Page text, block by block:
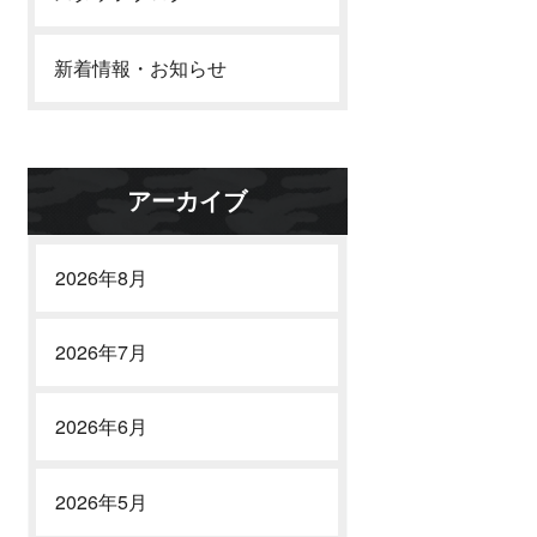
新着情報・お知らせ
アーカイブ
2026年8月
2026年7月
2026年6月
2026年5月